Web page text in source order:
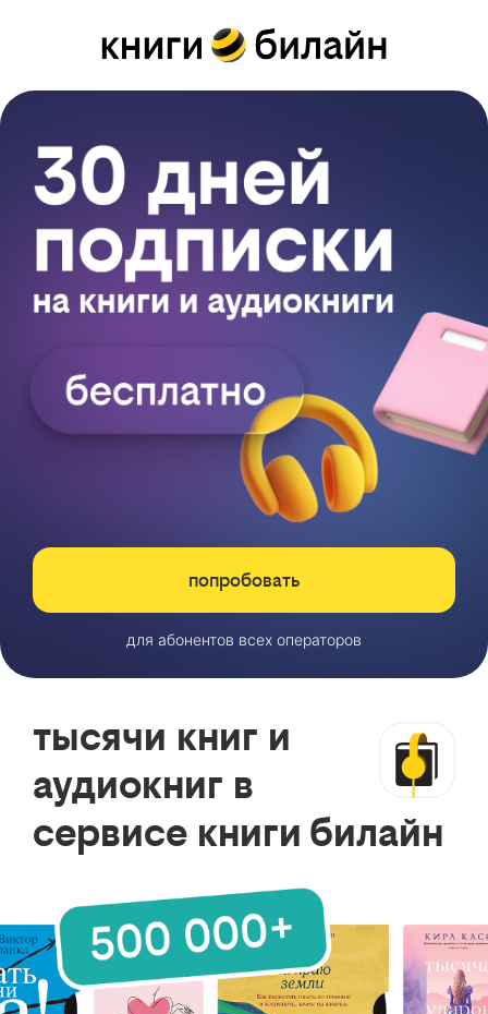
попробовать
для абонентов всех операторов
тысячи книг и
аудиокниг в
сервисе книги билайн